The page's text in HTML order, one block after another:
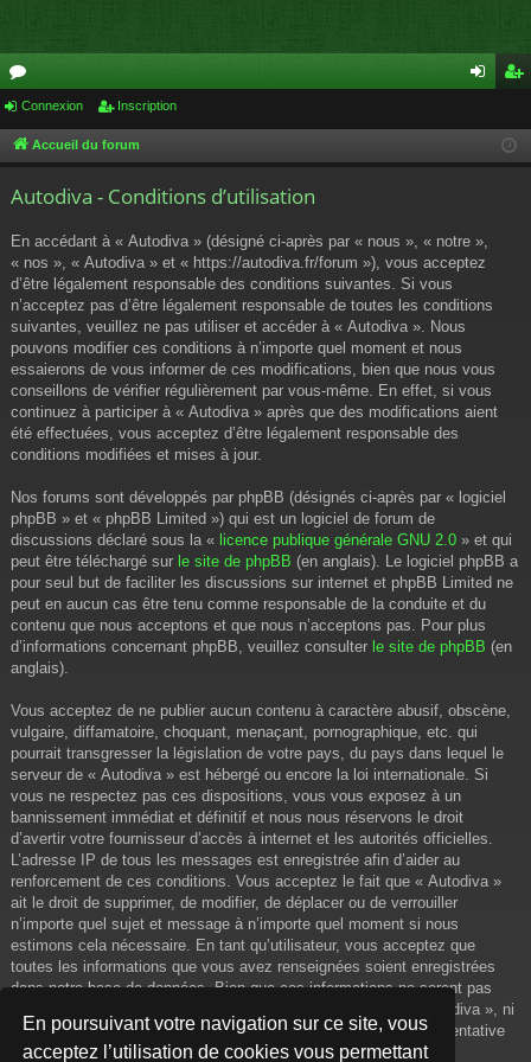
En poursuivant votre navigation sur ce site, vous
acceptez l’utilisation de cookies vous permettant
or
u cri
Connexion Inscription
Accueil du forum
Autodiva - Conditions d’utilisation
En accédant à « Autodiva » (désigné ci-après par « nous », « notre »,
« nos », « Autodiva » et « https://autodiva.fr/forum »), vous acceptez
d’être légalement responsable des conditions suivantes. Si vous
n’acceptez pas d’être légalement responsable de toutes les conditions
suivantes, veuillez ne pas utiliser et accéder à « Autodiva ». Nous
pouvons modifier ces conditions à n’importe quel moment et nous
essaierons de vous informer de ces modifications, bien que nous vous
conseillons de vérifier régulièrement par vous-même. En effet, si vous
continuez à participer à « Autodiva » après que des modifications aient
été effectuées, vous acceptez d’être légalement responsable des
conditions modifiées et mises à jour.
Nos forums sont développés par phpBB (désignés ci-après par « logiciel
phpBB » et « phpBB Limited ») qui est un logiciel de forum de
discussions déclaré sous la « licence publique générale GNU 2.0 » et qui
peut être téléchargé sur le site de phpBB (en anglais). Le logiciel phpBB a
pour seul but de faciliter les discussions sur internet et phpBB Limited ne
peut en aucun cas être tenu comme responsable de la conduite et du
contenu que nous acceptons et que nous n’acceptons pas. Pour plus
d’informations concernant phpBB, veuillez consulter le site de phpBB (en
anglais).
Vous acceptez de ne publier aucun contenu à caractère abusif, obscène,
vulgaire, diffamatoire, choquant, menaçant, pornographique, etc. qui
pourrait transgresser la législation de votre pays, du pays dans lequel le
serveur de « Autodiva » est hébergé ou encore la loi internationale. Si
vous ne respectez pas ces dispositions, vous vous exposez à un
bannissement immédiat et définitif et nous nous réservons le droit
d’avertir votre fournisseur d’accès à internet et les autorités officielles.
L’adresse IP de tous les messages est enregistrée afin d’aider au
renforcement de ces conditions. Vous acceptez le fait que « Autodiva »
ait le droit de supprimer, de modifier, de déplacer ou de verrouiller
n’importe quel sujet et message à n’importe quel moment si nous
estimons cela nécessaire. En tant qu’utilisateur, vous acceptez que
toutes les informations que vous avez renseignées soient enregistrées
dans notre base de données. Bien que ces informations ne seront pas
diffusées à une tierce partie sans votre consentement, ni « Autodiva », ni
phpBB, ne pourront être tenus comme responsables en cas de tentative
de piratage informatique visant à compromettre vos données.